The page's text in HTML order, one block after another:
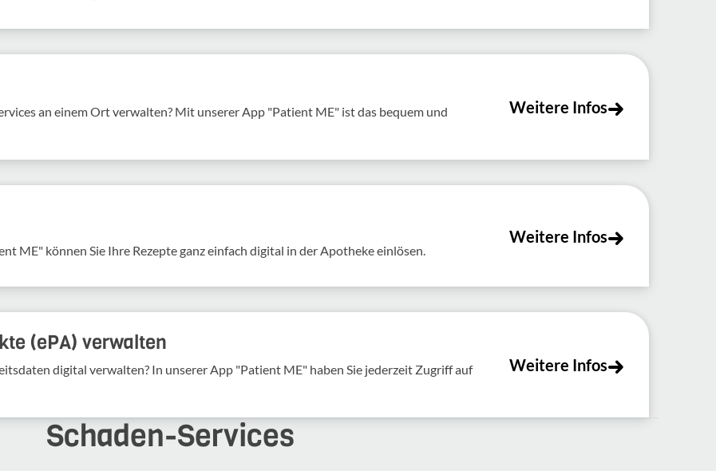
an einem Ort verwalten? Mit unserer App "Patient ME" ist das bequem und
Weitere Infos
ME" können Sie Ihre Rezepte ganz einfach digital in der Apotheke einlösen.
Weitere Infos
(ePA) verwalten
digital verwalten? In unserer App "Patient ME" haben Sie jederzeit Zugriff auf
Weitere Infos
Schaden-​Services